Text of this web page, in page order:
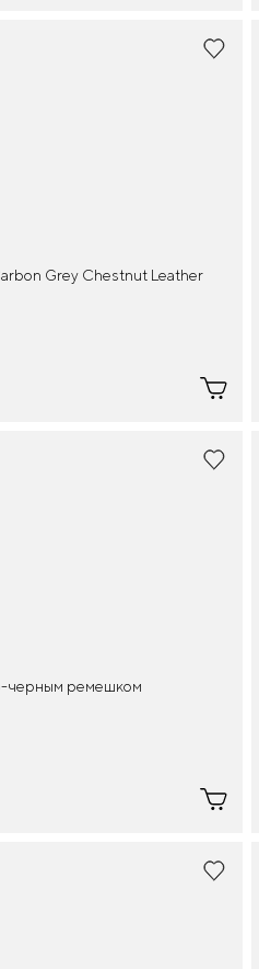
Grey Chestnut Leather
черным ремешком